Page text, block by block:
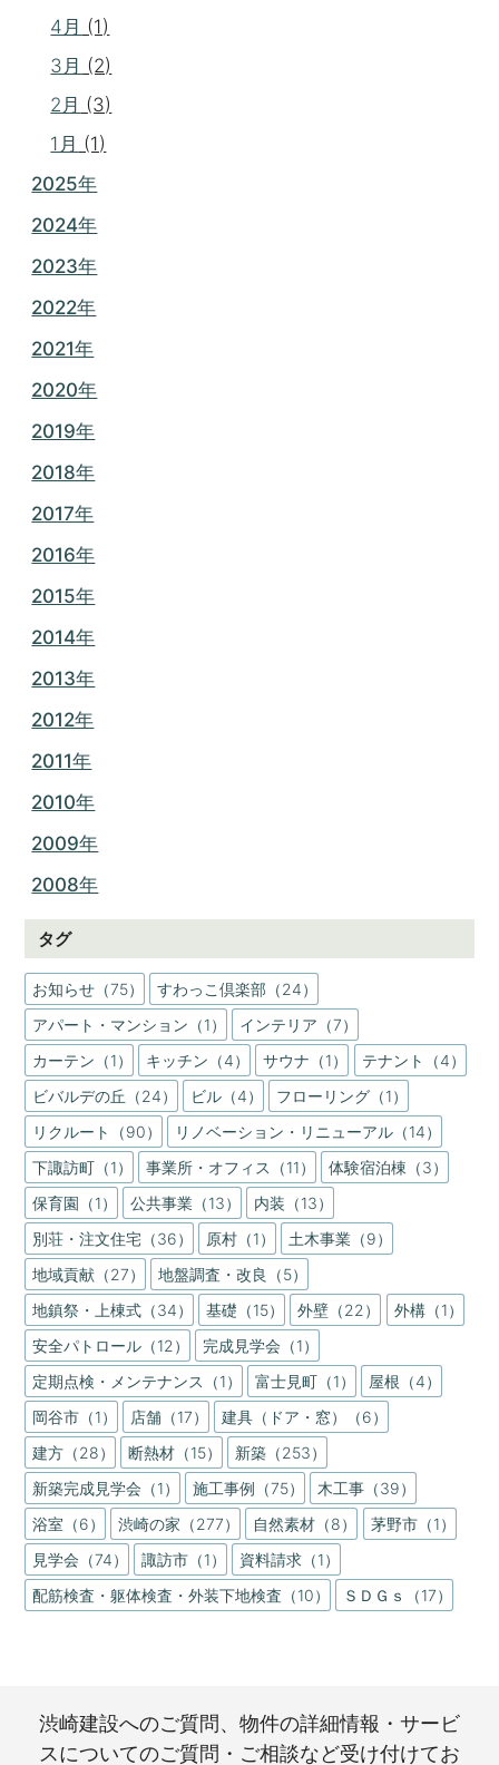
4月 (1)
3月 (2)
2月 (3)
1月 (1)
2025年
2024年
2023年
2022年
2021年
2020年
2019年
2018年
2017年
2016年
2015年
2014年
2013年
2012年
2011年
2010年
2009年
2008年
タグ
お知らせ（75）
すわっこ倶楽部（24）
アパート・マンション（1）
インテリア（7）
カーテン（1）
キッチン（4） サウナ（1）
テナント（4）
ビバルデの丘（24）
ビル（4）
フローリング（1）
リクルート（90）
リノベーション・リニューアル（14）
下諏訪町（1）
事業所・オフィス（11）
体験宿泊棟（3）
保育園（1）
公共事業（13）
内装（13）
別荘・注文住宅（36）
原村（1）
土木事業（9）
地域貢献（27）
地盤調査・改良（5）
地鎮祭・上棟式（34）
基礎（15） 外壁（22）
外構（1）
安全パトロール（12）
完成見学会（1）
定期点検・メンテナンス（1）
富士見町（1）
屋根（4）
岡谷市（1）
店舗（17）
建具（ドア・窓）（6）
建方（28）
断熱材（15）
新築（253）
新築完成見学会（1）
施工事例（75）
木工事（39）
浴室（6）
渋崎の家（277） 自然素材（8）
茅野市（1）
見学会（74）
諏訪市（1）
資料請求（1）
配筋検査・躯体検査・外装下地検査（10）
ＳＤＧｓ（17）
渋崎建設へのご質問、物件の詳細情報・サービ
スについてのご質問・ご相談など受け付けてお